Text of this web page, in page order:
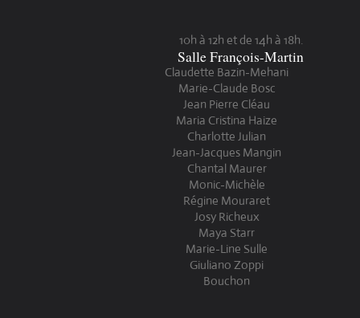
10h à 12h et de 14h à 18h.
Salle François-Martin
Claudette Bazin-Mehani
Marie-Claude Bosc
Jean Pierre Cléau
Maria Cristina Haize
Charlotte Julian
Jean-Jacques Mangin
Chantal Maurer
Monic-Michèle
Régine Mouraret
Josy Richeux
Maya Starr
Marie-Line Sulle
Giuliano Zoppi
Bouchon